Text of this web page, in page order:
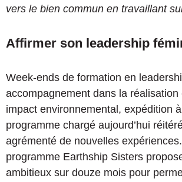
vers le bien commun en travaillant
Affirmer son leadership
Week-ends de formation en
accompagnement dans la réalisation
impact environnemental, expédition
programme chargé aujourd’hui
agrémenté de nouvelles
programme Earthship Sisters
ambitieux sur douze mois pour